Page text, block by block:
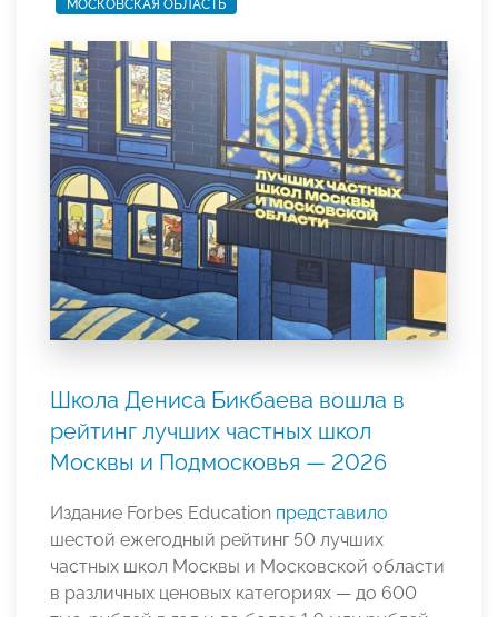
МОСКОВСКАЯ ОБЛАСТЬ
Школа Дениса Бикбаева вошла в
рейтинг лучших частных школ
Москвы и Подмосковья — 2026
Издание Forbes Education представило
шестой ежегодный рейтинг 50 лучших
частных школ Москвы и Московской области
в различных ценовых категориях — до 600